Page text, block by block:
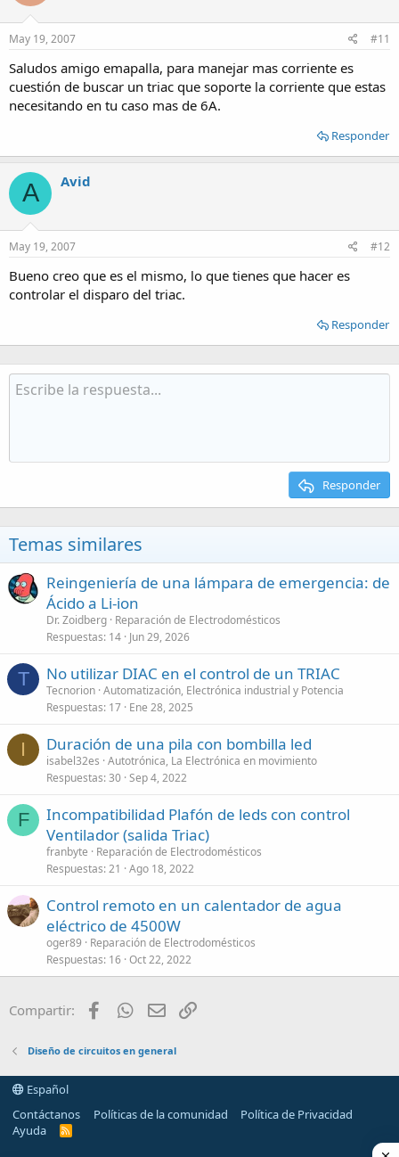
May 19, 2007 #11
Saludos amigo emapalla, para manejar mas corriente es
cuestión de buscar un triac que soporte la corriente que estas
necesitando en tu caso mas de 6A.
Responder
A Avid
May 19, 2007 #12
Bueno creo que es el mismo, lo que tienes que hacer es
controlar el disparo del triac.
Responder
Responder
Temas similares
Reingeniería de una lámpara de emergencia: de
Ácido a Li-ion
Dr. Zoidberg Reparación de Electrodomésticos
Respuestas 14 Jun 29, 2026
T No utilizar DIAC en el control de un TRIAC
Tecnorion Automatización, Electrónica industrial y Potencia
Respuestas 17 Ene 28, 2025
I Duración de una pila con bombilla led
isabel32es Autotrónica, La Electrónica en movimiento
Respuestas 30 Sep 4, 2022
F
Incompatibilidad Plafón de leds con control
Ventilador (salida Triac)
franbyte
Reparación de Electrodomésticos
Respuestas 21 Ago 18, 2022
Control remoto en un calentador de agua
eléctrico de 4500W
oger89
Reparación de Electrodomésticos
Respuestas 16 Oct 22, 2022
Compartir: FacebookWhatsApp
Email
Diseño de circuitos en general
Español
Contáctanos
Políticas de la comunidad
Política de Privacidad
Ayuda
R